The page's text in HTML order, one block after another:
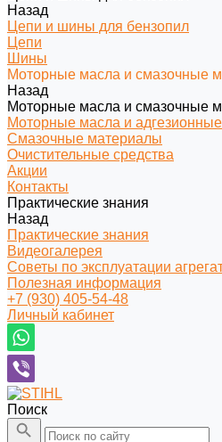
Назад
Цепи и шины для бензопил
Цепи
Шины
Моторные масла и смазочные
Назад
Моторные масла и смазочные
Моторные масла и
Смазочные материалы
Очистительные средства
Акции
Контакты
Практические знания
Назад
Практические знания
Видеогалерея
Советы по эксплуатации
Полезная информация
+7 (930) 405-54-48
Личный кабинет
Поиск